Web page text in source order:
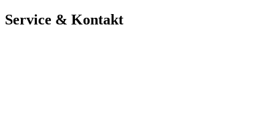
Service & Kontakt